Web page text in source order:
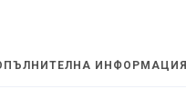
ИНФОРМАЦИЯ